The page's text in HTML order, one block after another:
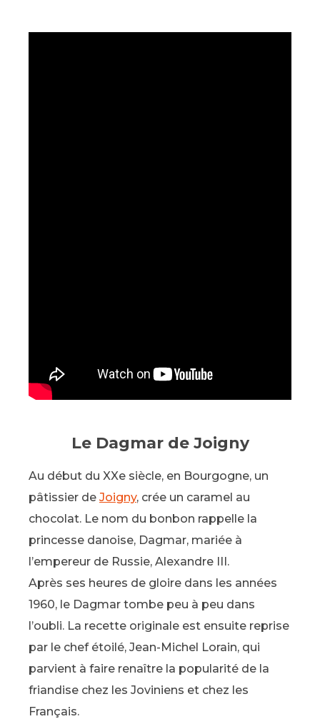
Le Dagmar de Joigny
Au début du XXe siècle, en Bourgogne, un
pâtissier de Joigny, crée un caramel au
chocolat. Le nom du bonbon rappelle la
princesse danoise, Dagmar, mariée à
l’empereur de Russie, Alexandre III.
Après ses heures de gloire dans les années
1960, le Dagmar tombe peu à peu dans
l’oubli. La recette originale est ensuite reprise
par le chef étoilé, Jean-Michel Lorain, qui
parvient à faire renaître la popularité de la
friandise chez les Joviniens et chez les
Français.